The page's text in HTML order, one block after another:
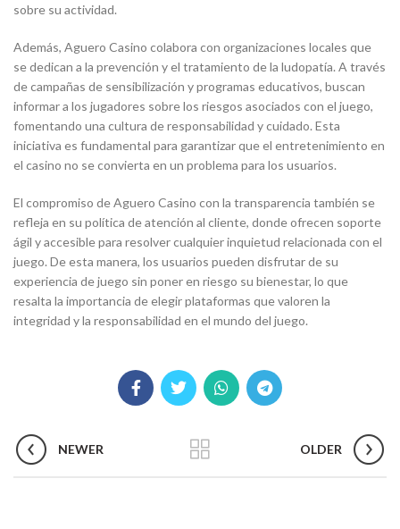
sobre su actividad.
Además, Aguero Casino colabora con organizaciones locales que
se dedican a la prevención y el tratamiento de la ludopatía. A través
de campañas de sensibilización y programas educativos, buscan
informar a los jugadores sobre los riesgos asociados con el juego,
fomentando una cultura de responsabilidad y cuidado. Esta
iniciativa es fundamental para garantizar que el entretenimiento en
el casino no se convierta en un problema para los usuarios.
El compromiso de Aguero Casino con la transparencia también se
refleja en su política de atención al cliente, donde ofrecen soporte
ágil y accesible para resolver cualquier inquietud relacionada con el
juego. De esta manera, los usuarios pueden disfrutar de su
experiencia de juego sin poner en riesgo su bienestar, lo que
resalta la importancia de elegir plataformas que valoren la
integridad y la responsabilidad en el mundo del juego.
NEWER OLDER